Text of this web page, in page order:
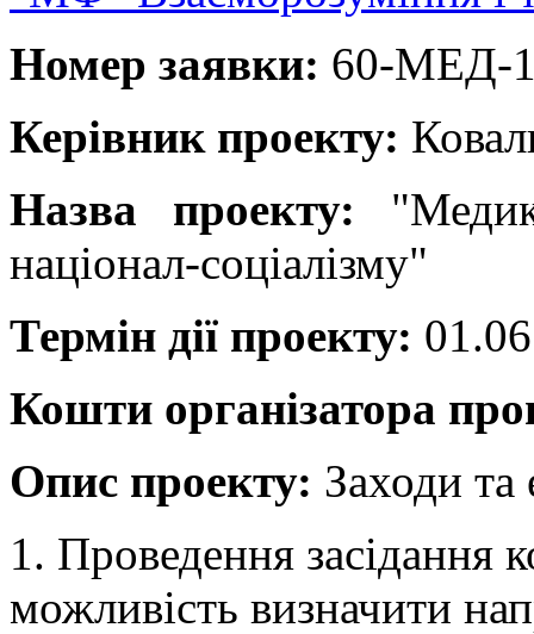
Номер заявки: 60-МЕД-
Керівник проекту:
Назва проекту:
націонал-соціалізму"
Термін дії проекту:
Кошти організатора
Опис проекту: Заходи та
1. Проведення засідання
можливість визначити